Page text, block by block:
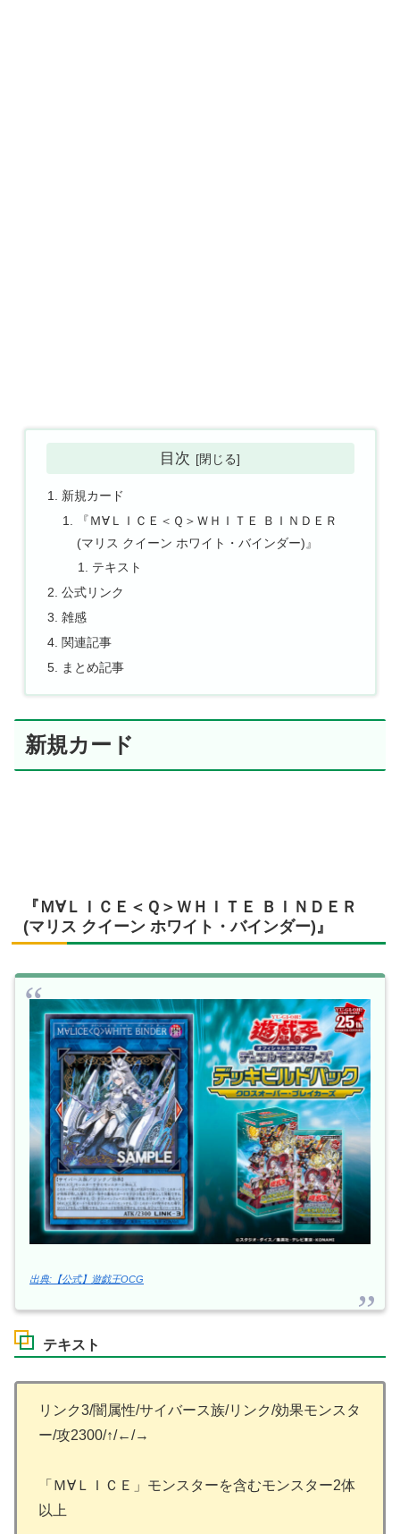
目次
新規カード
『Ｍ∀ＬＩＣＥ＜Ｑ＞ＷＨＩＴＥ ＢＩＮＤＥＲ
(マリス クイーン ホワイト・バインダー)』
テキスト
公式リンク
雑感
関連記事
まとめ記事
新規カード
『Ｍ∀ＬＩＣＥ＜Ｑ＞ＷＨＩＴＥ ＢＩＮＤＥＲ
(マリス クイーン ホワイト・バインダー)』
出典:【公式】遊戯王OCG
テキスト
リンク3/闇属性/サイバース族/リンク/効果モンスタ
ー/攻2300/↑/←/→
「Ｍ∀ＬＩＣＥ」モンスターを含むモンスター2体
以上